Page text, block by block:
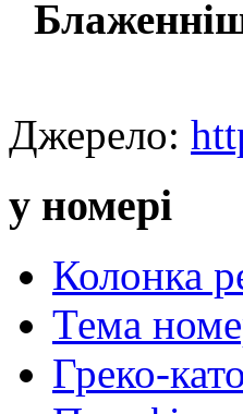
Джерело:
у номері
Колонка
Тема
Греко-